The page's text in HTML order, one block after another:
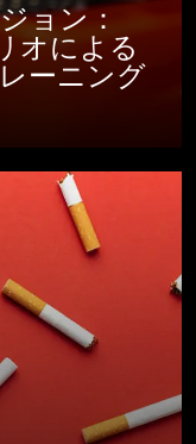
ョン：
オによる
ーニング